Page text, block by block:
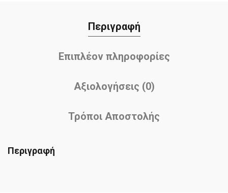
Περιγραφή
Επιπλέον πληροφορίες
Αξιολογήσεις (0)
Τρόποι Αποστολής
Περιγραφή